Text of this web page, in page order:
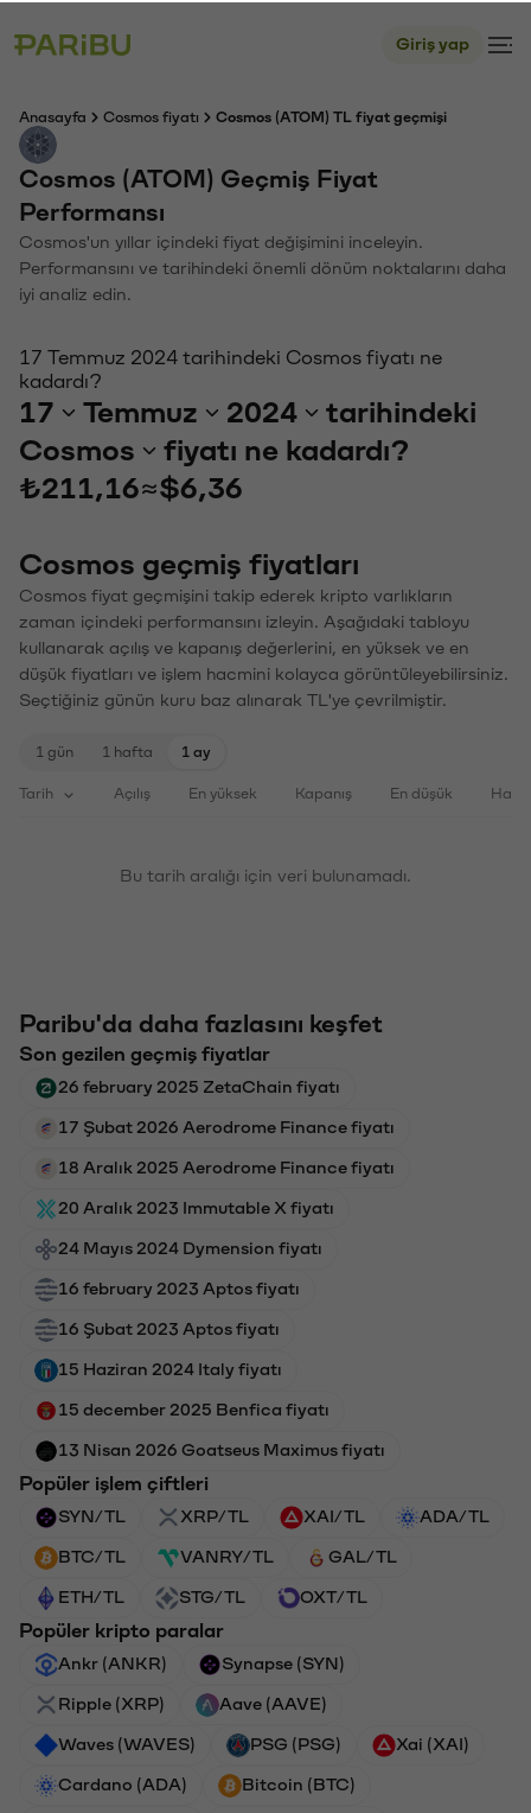
Giriş yap
Anasayfa Cosmos fiyatı Cosmos (ATOM) TL fiyat geçmişi
Cosmos (ATOM) Geçmiş Fiyat
Performansı
Cosmos'un yıllar içindeki fiyat değişimini inceleyin.
Performansını ve tarihindeki önemli dönüm noktalarını daha
iyi analiz edin.
17 Temmuz 2024 tarihindeki Cosmos fiyatı ne
kadardı?
17 Temmuz 2024
tarihindeki
Cosmos
fiyatı ne kadardı?
₺211,16≈$6,36
Cosmos geçmiş fiyatları
Cosmos fiyat geçmişini takip ederek kripto varlıkların
zaman içindeki performansını izleyin. Aşağıdaki tabloyu
kullanarak açılış ve kapanış değerlerini, en yüksek ve en
düşük fiyatları ve işlem hacmini kolayca görüntüleyebilirsiniz.
Seçtiğiniz günün kuru baz alınarak TL'ye çevrilmiştir.
1 gün 1 hafta 1 ay
Tarih Açılış En yüksek Kapanış En düşük
Bu tarih aralığı için veri bulunamadı.
Paribu'da daha fazlasını keşfet
Son gezilen geçmiş fiyatlar
26 february 2025 ZetaChain fiyatı
17 Şubat 2026 Aerodrome Finance fiyatı
18 Aralık 2025 Aerodrome Finance fiyatı
20 Aralık 2023 Immutable X fiyatı
24 Mayıs 2024 Dymension fiyatı
16 february 2023 Aptos fiyatı
16 Şubat 2023 Aptos fiyatı
15 Haziran 2024 Italy fiyatı
15 december 2025 Benfica fiyatı
13 Nisan 2026 Goatseus Maximus fiyatı
Popüler işlem çiftleri
SYN/TL XRP/TL XAI/TL ADA/TL
BTC/TL VANRY/TL GAL/TL
ETH/TL STG/TL OXT/TL
Popüler kripto paralar
Ankr (ANKR) Synapse (SYN)
Ripple (XRP) Aave (AAVE)
Waves (WAVES) PSG (PSG) Xai (XAI)
Cardano (ADA) Bitcoin (BTC)